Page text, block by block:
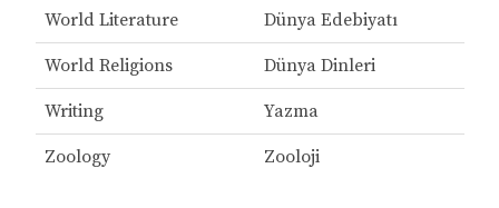
World Literature Dünya Edebiyatı
World Religions Dünya Dinleri
Writing Yazma
Zoology Zooloji